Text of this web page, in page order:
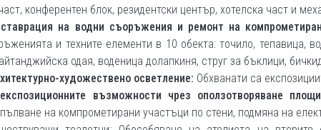
конферентен блок, резидентски център, хотелска част и
на водни съоръжения и ремонт на
и техните елементи в 10 обекта: точило, тепавица,
одая, воденица долапкиня, струг за бъклици,
художествено осветление: Обхванати са
възможности чрез оползотворяване
на компрометирани участъци по стени, подмяна на